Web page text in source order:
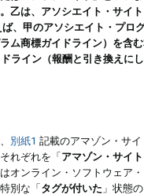
乙は、アソシエイト・サイ
ば、甲のアソシエイト・プ
ム商標ガイドライン）を
ライン（報酬と引き換えに
別紙1 記載のアマゾン・サ
れぞれを「アマゾン・サイト
オンライン・ソフトウェア
別な「タグが付いた 」状態